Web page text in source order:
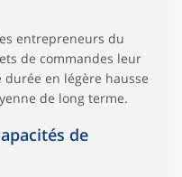
entrepreneurs du
de commandes leur
en légère hausse
de long terme.
de